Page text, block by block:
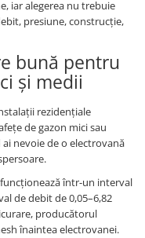
iar alegerea nu trebuie
presiune, construcție,
bună pentru
și medii
rezidențiale
de gazon mici sau
nevoie de o electrovană
într-un interval
de debit de 0,05–6,82
producătorul
înaintea electrovanei.